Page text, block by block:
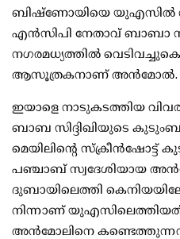
ബിഷ്‌ണോയിയെ യുഎസില്‍
എന്‍സിപി നേതാവ് ബാബാ
നഗരമധ്യത്തില്‍
ആസൂത്രകനാണ് അന്‍മോല്‍.
ഇയാളെ നാടുകടത്തിയ
ബാബ സിദ്ദിഖിയുടെ
മെയിലിന്റെ സ്‌ക്രീന്‍ഷോട്ട്
പഞ്ചാബ് സ്വദേശിയായ
ദുബായിലെത്തി
നിന്നാണ് യുഎസിലെത്തിയത്.
അന്‍മോലിനെ